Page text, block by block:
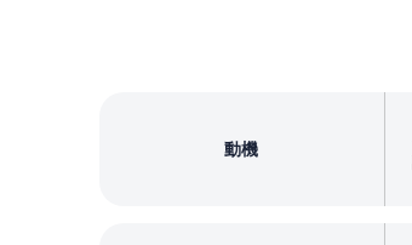
動機